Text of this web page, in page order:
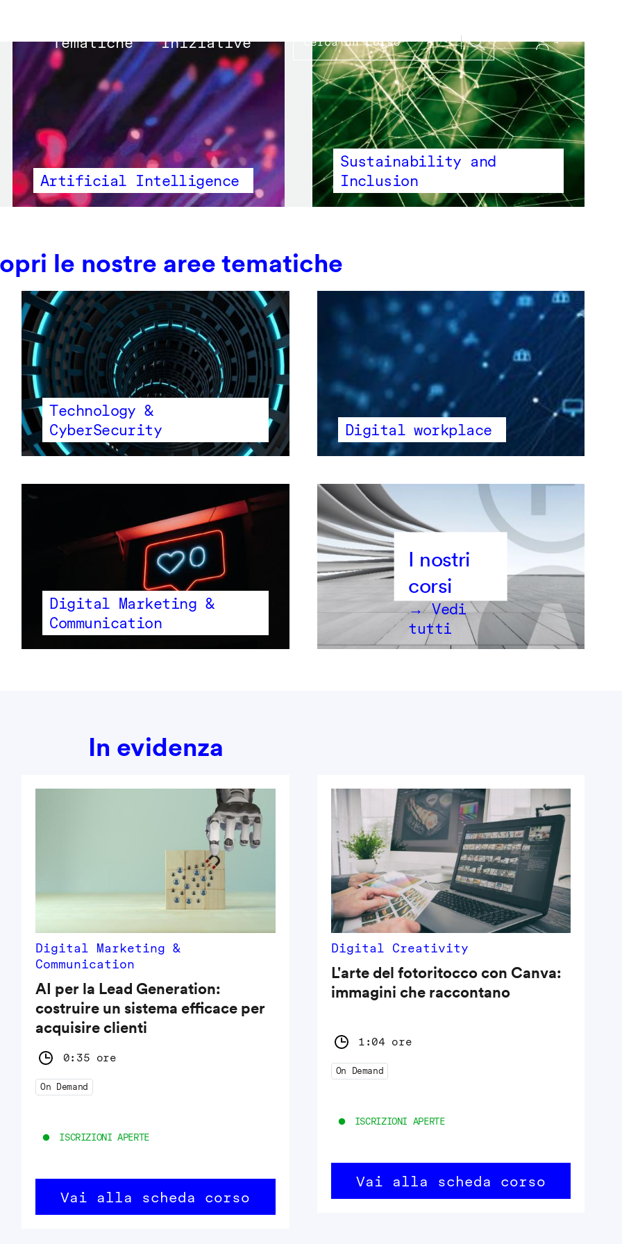
Main
navigation
Tematiche Iniziative
Artificial Intelligence
Sustainability and
Inclusion
le nostre aree tematiche
Technology &
CyberSecurity
Digital workplace
Digital Marketing &
Communication
→ Vedi
tutti
In evidenza
Digital Marketing &
Communication
AI per la Lead Generation:
costruire un sistema efficace per
acquisire clienti
0:35 ore
On Demand
ISCRIZIONI APERTE
Vai alla scheda corso
Digital Creativity
L'arte del fotoritocco con Canva:
immagini che raccontano
1:04 ore
On Demand
ISCRIZIONI APERTE
Vai alla scheda corso